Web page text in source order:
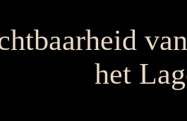
het